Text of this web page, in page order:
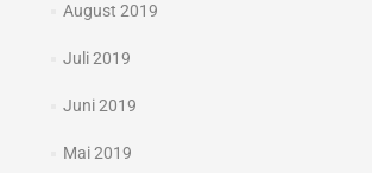
August 2019
Juli 2019
Juni 2019
Mai 2019